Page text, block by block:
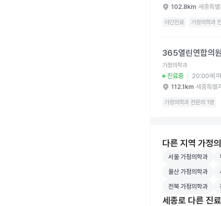
102.8km 세종특
야간진료 가정의학과
365열린연합의
가정의학과
진료중
20:00에
112.1km 세종특별
가정의학과 전문의 1명
다른 지역 가정
서울 가정의학과
서울 가정의학과
울산 가정의학과
울산 가정의학과
전북 가정의학과
전북 가정의학과
세종로 다른 진